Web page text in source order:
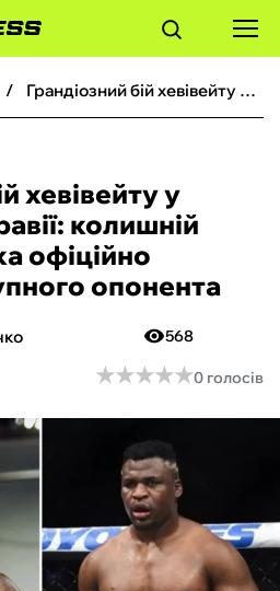
Грандіозний бій хевівейту у Саудівській Аравії: колишній суперник Усика офіційно отримав наступного опонента
хевівейту у
колишній
офіційно
опонента
568
★★★★★
★★★★★0 голосів